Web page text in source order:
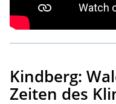
Kindberg:
Zeiten des